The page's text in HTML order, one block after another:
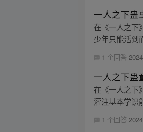
一人之下蛊
在《一人之下
少年只能活到
1 个回答
一人之下蛊
在《一人之下
灌注基本学识
1 个回答